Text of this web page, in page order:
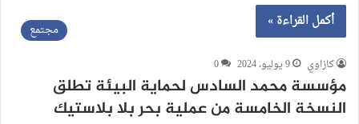
أكمل القراءة »
مجتمع
كازاوي 9 يوليو، 2024 0
مؤسسة محمد السادس لحماية البيئة تطلق
النسخة الخامسة من عملية بحر بلا بلاستيك